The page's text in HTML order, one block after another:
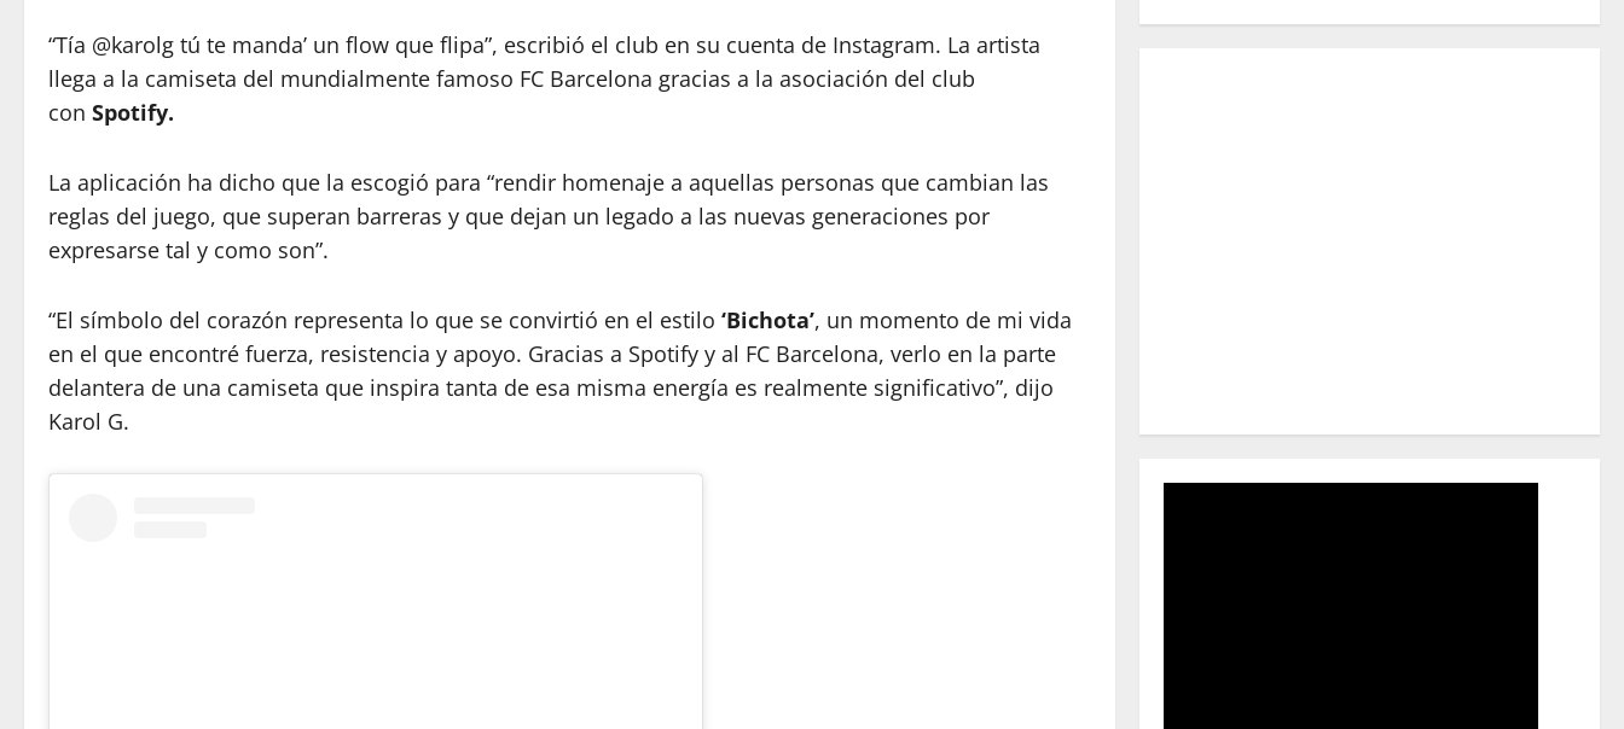
“Tía @karolg tú te manda’ un flow que flipa”, escribió el club en su cuenta de Instagram. La artista
llega a la camiseta del mundialmente famoso FC Barcelona gracias a la asociación del club
con Spotify.
La aplicación ha dicho que la escogió para “rendir homenaje a aquellas personas que cambian las
reglas del juego, que superan barreras y que dejan un legado a las nuevas generaciones por
expresarse tal y como son”.
“El símbolo del corazón representa lo que se convirtió en el estilo ‘Bichota’, un momento de mi vida
en el que encontré fuerza, resistencia y apoyo. Gracias a Spotify y al FC Barcelona, verlo en la parte
delantera de una camiseta que inspira tanta de esa misma energía es realmente significativo”, dijo
Karol G.